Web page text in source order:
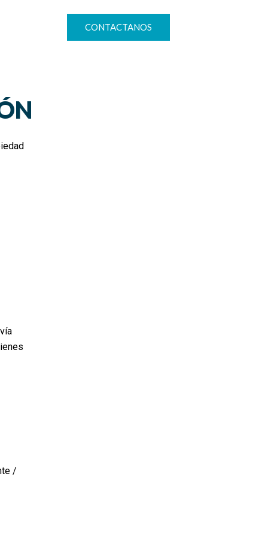
CONTACTANOS
/